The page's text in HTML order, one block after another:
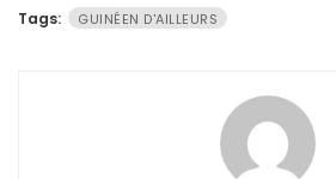
Tags: GUINÉEN D'AILLEURS